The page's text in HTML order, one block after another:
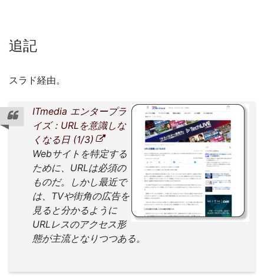
追記
スラド経由。
ITmedia エンタープラ
イズ：URLを意識しな
くなる日 (1/3)
Webサイトを特定する
ために、URLは必須の
ものだ。しかし最近で
は、TVや街角の広告を
見ると分かるように
URLレスのアクセス形
態が主流となりつつある。